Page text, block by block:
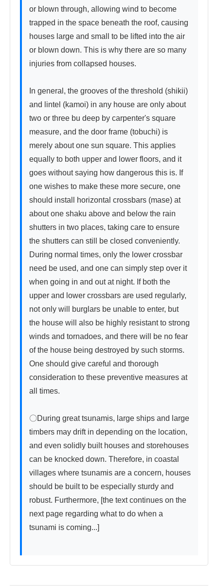
or blown through, allowing wind to become
trapped in the space beneath the roof, causing
houses large and small to be lifted into the air
or blown down. This is why there are so many
injuries from collapsed houses.
In general, the grooves of the threshold (shikii)
and lintel (kamoi) in any house are only about
two or three bu deep by carpenter's square
measure, and the door frame (tobuchi) is
merely about one sun square. This applies
equally to both upper and lower floors, and it
goes without saying how dangerous this is. If
one wishes to make these more secure, one
should install horizontal crossbars (mase) at
about one shaku above and below the rain
shutters in two places, taking care to ensure
the shutters can still be closed conveniently.
During normal times, only the lower crossbar
need be used, and one can simply step over it
when going in and out at night. If both the
upper and lower crossbars are used regularly,
not only will burglars be unable to enter, but
the house will also be highly resistant to strong
winds and tornadoes, and there will be no fear
of the house being destroyed by such storms.
One should give careful and thorough
consideration to these preventive measures at
all times.
〇During great tsunamis, large ships and large
timbers may drift in depending on the location,
and even solidly built houses and storehouses
can be knocked down. Therefore, in coastal
villages where tsunamis are a concern, houses
should be built to be especially sturdy and
robust. Furthermore, [the text continues on the
next page regarding what to do when a
tsunami is coming...]